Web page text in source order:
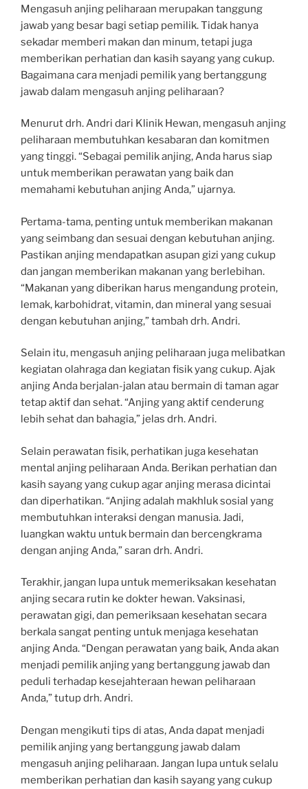
Mengasuh anjing peliharaan merupakan tanggung
jawab yang besar bagi setiap pemilik. Tidak hanya
sekadar memberi makan dan minum, tetapi juga
memberikan perhatian dan kasih sayang yang cukup.
Bagaimana cara menjadi pemilik yang bertanggung
jawab dalam mengasuh anjing peliharaan?
Menurut drh. Andri dari Klinik Hewan, mengasuh anjing
peliharaan membutuhkan kesabaran dan komitmen
yang tinggi. “Sebagai pemilik anjing, Anda harus siap
untuk memberikan perawatan yang baik dan
memahami kebutuhan anjing Anda,” ujarnya.
Pertama-tama, penting untuk memberikan makanan
yang seimbang dan sesuai dengan kebutuhan anjing.
Pastikan anjing mendapatkan asupan gizi yang cukup
dan jangan memberikan makanan yang berlebihan.
“Makanan yang diberikan harus mengandung protein,
lemak, karbohidrat, vitamin, dan mineral yang sesuai
dengan kebutuhan anjing,” tambah drh. Andri.
Selain itu, mengasuh anjing peliharaan juga melibatkan
kegiatan olahraga dan kegiatan fisik yang cukup. Ajak
anjing Anda berjalan-jalan atau bermain di taman agar
tetap aktif dan sehat. “Anjing yang aktif cenderung
lebih sehat dan bahagia,” jelas drh. Andri.
Selain perawatan fisik, perhatikan juga kesehatan
mental anjing peliharaan Anda. Berikan perhatian dan
kasih sayang yang cukup agar anjing merasa dicintai
dan diperhatikan. “Anjing adalah makhluk sosial yang
membutuhkan interaksi dengan manusia. Jadi,
luangkan waktu untuk bermain dan bercengkrama
dengan anjing Anda,” saran drh. Andri.
Terakhir, jangan lupa untuk memeriksakan kesehatan
anjing secara rutin ke dokter hewan. Vaksinasi,
perawatan gigi, dan pemeriksaan kesehatan secara
berkala sangat penting untuk menjaga kesehatan
anjing Anda. “Dengan perawatan yang baik, Anda akan
menjadi pemilik anjing yang bertanggung jawab dan
peduli terhadap kesejahteraan hewan peliharaan
Anda,” tutup drh. Andri.
Dengan mengikuti tips di atas, Anda dapat menjadi
pemilik anjing yang bertanggung jawab dalam
mengasuh anjing peliharaan. Jangan lupa untuk selalu
memberikan perhatian dan kasih sayang yang cukup